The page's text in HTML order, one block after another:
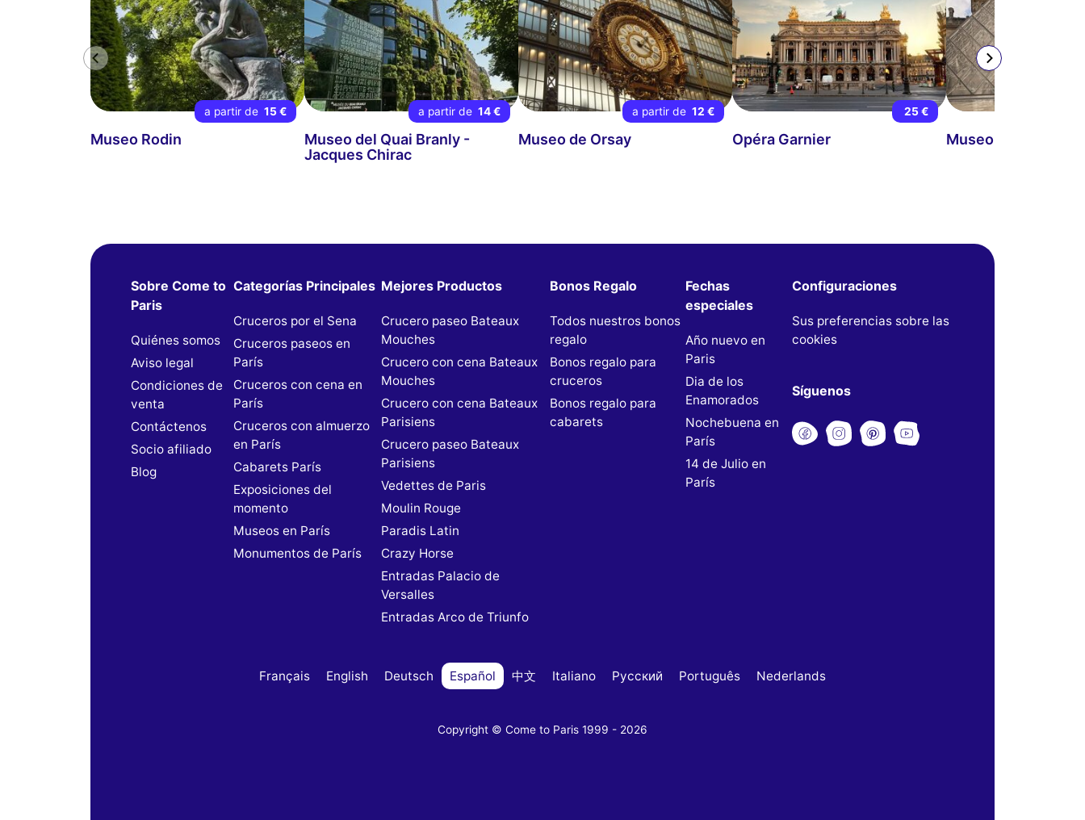
a partir de 15 €
Museo Rodin
a partir de 14 €
Museo del Quai Branly -
Jacques Chirac
a partir de 12 €
Museo de Orsay
25 €
Opéra Garnier Museo del Louvre
Sobre Come to
Paris
Quiénes somos
Aviso legal
Condiciones de
venta
Contáctenos
Socio afiliado
Blog
Categorías Principales
Cruceros por el Sena
Cruceros paseos en
París
Cruceros con cena en
París
Cruceros con almuerzo
en París
Cabarets París
Exposiciones del
momento
Museos en París
Monumentos de París
Mejores Productos
Crucero paseo Bateaux
Mouches
Crucero con cena Bateaux
Mouches
Crucero con cena Bateaux
Parisiens
Crucero paseo Bateaux
Parisiens
Vedettes de Paris
Moulin Rouge
Paradis Latin
Crazy Horse
Entradas Palacio de
Versalles
Entradas Arco de Triunfo
Bonos Regalo
Todos nuestros bonos
regalo
Bonos regalo para
cruceros
Bonos regalo para
cabarets
Fechas
especiales
Año nuevo en
Paris
Dia de los
Enamorados
Nochebuena en
París
14 de Julio en
París
Configuraciones
Sus preferencias sobre las
cookies
Síguenos
Français English Deutsch Español 中文 Italiano Русский Português Nederlands
Copyright © Come to Paris 1999 - 2026